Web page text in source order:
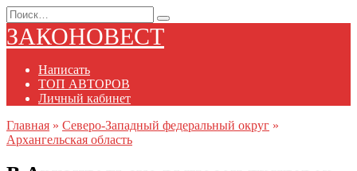
Перейти
к
содержанию
Search
for:
ЗАКОНОВЕСТ
Написать
ТОП АВТОРОВ
Личный кабинет
Главная » Северо-Западный федеральный округ »
Архангельская область